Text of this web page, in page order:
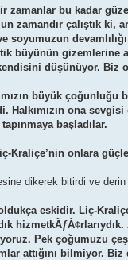
zamanlar bu kadar
zamandır çalıştık
soyumuzun
büyünün gizemlerine
düşünüyor. Biz
büyük çoğunluğu
Halkımızın ona
başladılar.
Kraliçe’nin onlara
dikerek bitirdi ve derin
eskidir. Liç-
Pek çoğumuzu
attığını bilmiyor.